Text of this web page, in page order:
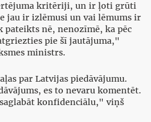
kritēriji, un ir ļoti grūti
jau ir izlēmusi un vai lēmums ir
pateikts nē, nenozīmē, ka pēc
pie šī jautājuma,"
ministrs.
par Latvijas piedāvājumu.
es to nevaru komentēt.
konfidenciālu," viņš